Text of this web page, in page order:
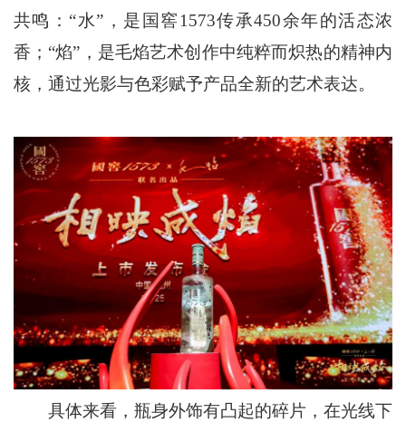
共鸣：“水”，是国窖1573传承450余年的活态浓
香；“焰”，是毛焰艺术创作中纯粹而炽热的精神内
核，通过光影与色彩赋予产品全新的艺术表达。
具体来看，瓶身外饰有凸起的碎片，在光线下